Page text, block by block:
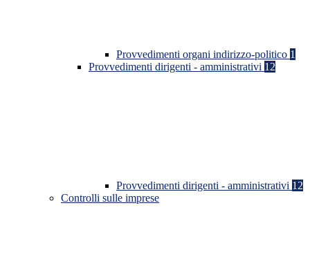
Provvedimenti organi indirizzo-politico 1
Provvedimenti dirigenti - amministrativi 12
Provvedimenti dirigenti - amministrativi 12
Controlli sulle imprese